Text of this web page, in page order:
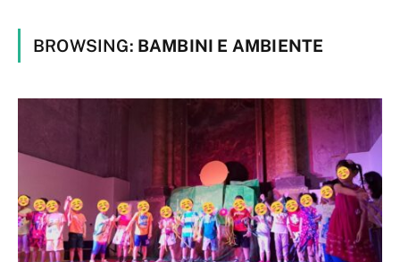
BROWSING: BAMBINI E AMBIENTE